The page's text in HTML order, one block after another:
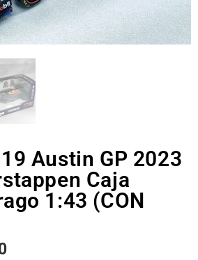
Austin GP 2023
Caja
1:43 (CON